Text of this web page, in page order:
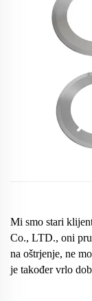
Mi smo stari
Co., LTD., oni
na oštrjenje, ne
je također vrlo